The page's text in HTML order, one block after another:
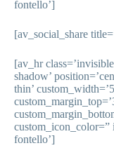
fontello’]
[av_social_share
[av_hr
shadow’
thin’
custom_icon_color=”
fontello’]